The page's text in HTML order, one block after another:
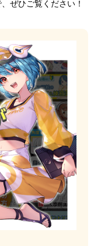
ぜひご覧ください！